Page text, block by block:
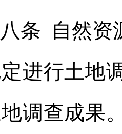
自然资源
进行土地
调查成果